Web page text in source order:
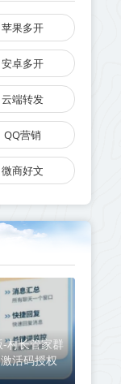
苹果多开
安卓多开
云端转发
QQ营销
微商好文
村长管家群
活码授权